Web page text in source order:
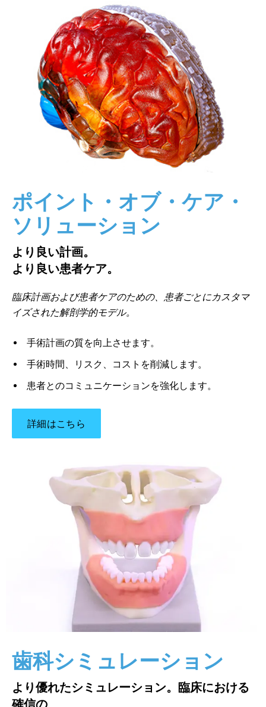
ポイント・オブ・ケア・
ソリューション
より良い計画。
より良い患者ケア。
臨床計画および患者ケアのための、患者ごとにカスタマ
イズされた解剖学的モデル。
手術計画の質を向上させます。
手術時間、リスク、コストを削減します。
患者とのコミュニケーションを強化します。
詳細はこちら
歯科シミュレーション
より優れたシミュレーション。臨床における